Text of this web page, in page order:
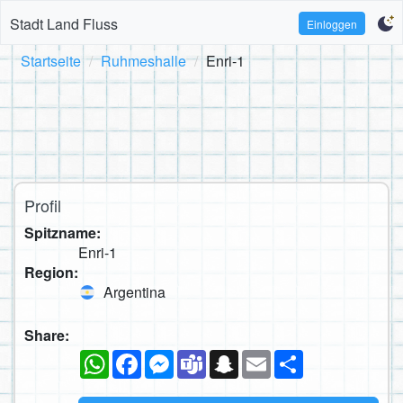
Stadt Land Fluss Einloggen
Startseite Ruhmeshalle Enri-1
Profil
Spitzname:
Enri-1
Region:
Argentina
Share:
WhatsAppFacebookMessenger
TeamsSnapchat
Email